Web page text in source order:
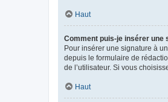
Haut
Comment puis-je insérer une
Pour insérer une signature à
depuis le formulaire de
de l’utilisateur. Si vous
Haut